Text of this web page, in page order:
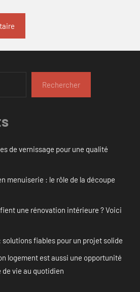
Rechercher
de vernissage pour une qualité
menuiserie : le rôle de la découpe
une rénovation intérieure ? Voici
solutions fiables pour un projet solide
logement est aussi une opportunité
de vie au quotidien